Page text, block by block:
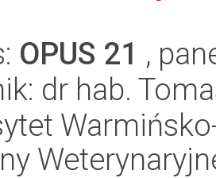
OPUS 21 ,
dr hab.